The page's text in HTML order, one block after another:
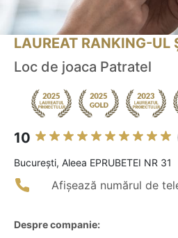
LAUREAT RANKING-UL
Loc de joaca Patratel
10
Bucureşti, Aleea EPRUBETEI NR 31
Afișează numărul de
Despre companie: